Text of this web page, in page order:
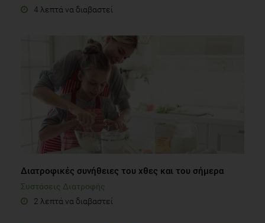
4 λεπτά να διαβαστεί
Διατροφικές συνήθειες του χθες και του σήμερα
Συστάσεις Διατροφής
2 λεπτά να διαβαστεί